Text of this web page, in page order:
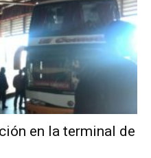
en la terminal de